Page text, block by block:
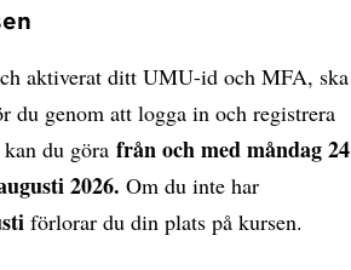
aktiverat ditt UMU-id och MFA, ska
du genom att logga in och registrera
du göra från och med måndag 24
2026. Om du inte har
förlorar du din plats på kursen.